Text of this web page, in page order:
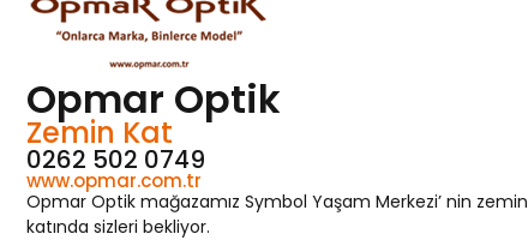
Opmar Optik
Zemin Kat
0262 502 0749
www.opmar.com.tr
Opmar Optik mağazamız Symbol Yaşam Merkezi’ nin zemin
katında sizleri bekliyor.